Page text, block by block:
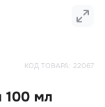
КОД ТОВАРА: 22067
100 мл